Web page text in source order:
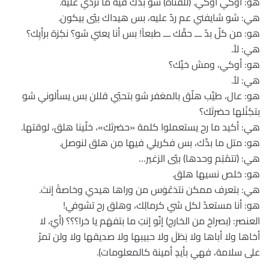
هي: شو شايفني عم ردّ عليه، بس هيداك بيّي بيكون.
هو: من كلّ بدّ ـــ حقّك ـــ طبعاً! بس أنا يعني شو؟ نكِرَة برأيِك؟
هي: لأ.
هو: أوكي، ومش خيِّك؟
هي: لأ.
هو: عال، طيِّب هلّق بالمغفر شو بتحبّي قللن بس يسألوني شو
بتكِنْلها حضرتَك؟
هي: أكيد ما رح يستعملوا كلمة «حضرتَك»، خلّينا هلق، لوقتها.
هو: متل ما بدِّك، بس فكريلي فيها مِن هلق لنوصل.
هي: (تتمْتِم وحدها) بيّي الزغير…
هو: خلص نسيها هلق.
هي: بتعرف ممكن نتدَعْوَس من وراها هيدي وخاصةً إنتَ.
هو: أنا مستعدّ لكل شي كرمالِك، وهلق رح تشوفي!
العنصر: (بصراخ من الخارج) إنّو إنتِ ما بتفهَم يا خرا؟؟؟ (أيّ، لا
أخاها ولا أباها ولا بَطَلَ ولا حبيبها ولا صديقها ولا ولن تمرّ
على سلامة، فهي بأيدٍ أمينة كالمعلومات).